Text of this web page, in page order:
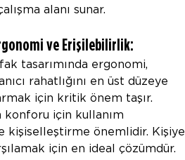
alanı sunar.
ve Erişilebilirlik:
tasarımında ergonomi,
rahatlığını en üst düzeye
için kritik önem taşır.
konforu için kullanım
kişiselleştirme önemlidir. Kişiye
için en ideal çözümdür.